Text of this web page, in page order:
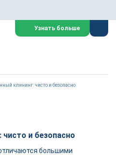
Узнать больше
клининг: чисто и безопасно
и безопасно
большими